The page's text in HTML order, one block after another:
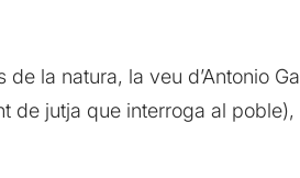
de la natura, la veu d’Antonio
de jutja que interroga al